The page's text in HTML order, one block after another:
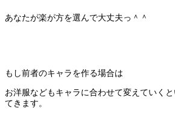
あなたが楽が方を選んで大丈夫っ＾＾
もし前者のキャラを作る場合は
お洋服などもキャラに合わせて変えていく
てきます。